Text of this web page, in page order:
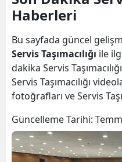
Haberleri
Bu sayfada güncel
Servis Taşımacılığı ile
dakika Servis
Servis Taşımacılığı
fotoğrafları ve Servis
Güncelleme Tarihi: